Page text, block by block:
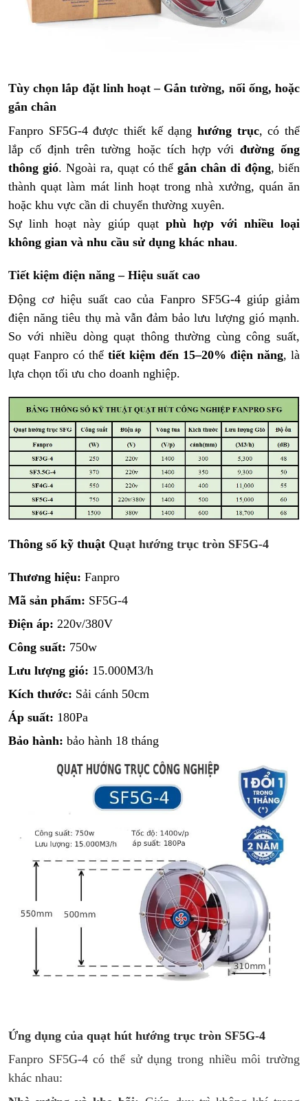
Tùy chọn lắp đặt linh hoạt – Gắn tường, nối ống, hoặc
gắn chân
Fanpro SF5G-4 được thiết kế dạng hướng trục, có thể
lắp cố định trên tường hoặc tích hợp với đường ống
thông gió. Ngoài ra, quạt có thểgắn chân di động, biến
thành quạt làm mát linh hoạt trong nhà xưởng, quán ăn
hoặc khu vực cần di chuyển thường xuyên.
Sự linh hoạt này giúp quạt phù hợp với nhiều loại
không gian và nhu cầu sử dụng khác nhau.
Tiết kiệm điện năng – Hiệu suất cao
Động cơ hiệu suất cao của Fanpro SF5G-4 giúp giảm
điện năng tiêu thụ mà vẫn đảm bảo lưu lượng gió mạnh.
So với nhiều dòng quạt thông thường cùng công suất,
quạt Fanpro có thể tiết kiệm đến 15–20% điện năng, là
lựa chọn tối ưu cho doanh nghiệp.
Thông số kỹ thuật Quạt hướng trục tròn SF5G-4
Thương hiệu: Fanpro
Mã sản phẩm: SF5G-4
Điện áp: 220v/380V
Công suất: 750w
Lưu lượng gió: 15.000M3/h
Kích thước: Sải cánh 50cm
Áp suất: 180Pa
Bảo hành: bảo hành 18 tháng
Ứng dụng của quạt hút hướng trục tròn SF5G-4
Fanpro SF5G-4 có thể sử dụng trong nhiều môi trường
khác nhau: